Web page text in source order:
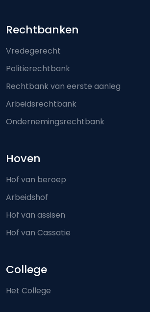
Footer-menu
Rechtbanken
Vredegerecht
Politierechtbank
Rechtbank van eerste aanleg
Arbeidsrechtbank
Ondernemingsrechtbank
Hoven
Hof van beroep
Arbeidshof
Hof van assisen
Hof van Cassatie
College
Het College